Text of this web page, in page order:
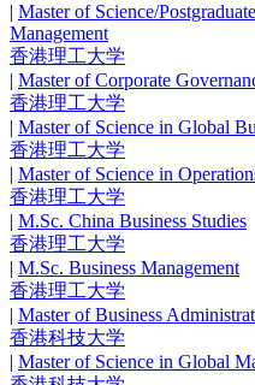
| Master of Science/
Management
香港理工大学
| Master of Corporate
香港理工大学
| Master of Science in Global
香港理工大学
| Master of Science in
香港理工大学
| M.Sc. China Business Studies
香港理工大学
| M.Sc. Business Management
香港理工大学
| Master of Business
香港科技大学
| Master of Science in Global